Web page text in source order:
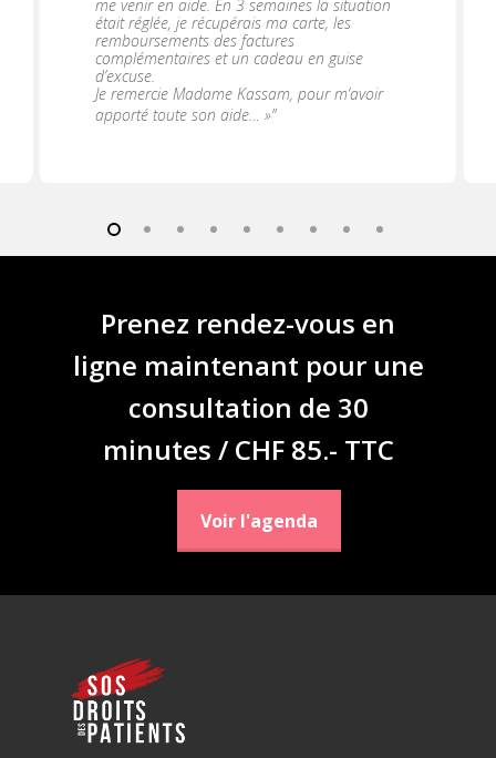
me venir en aide. En 3 semaines la situation
était réglée, je récupérais ma carte, les
remboursements des factures
complémentaires et un cadeau en guise
d’excuse.
Je remercie Madame Kassam, pour m’avoir
apporté toute son aide… »”
Prenez rendez-vous en
ligne maintenant pour une
consultation de 30
minutes / CHF 85.- TTC
Voir l'agenda